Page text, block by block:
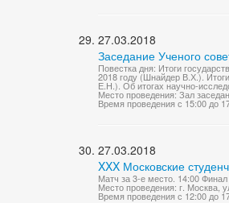
27.03.2018
Заседание Ученого
Повестка дня: Итоги
2018 году (Шнайдер В.Х.).
Е.Н.). Об итогах научно-
Место проведения: Зал
Время проведения с 15:00 до
27.03.2018
XXX Московские
Матч за 3-е место. 14:00
Место проведения: г.
Время проведения с 12:00 до